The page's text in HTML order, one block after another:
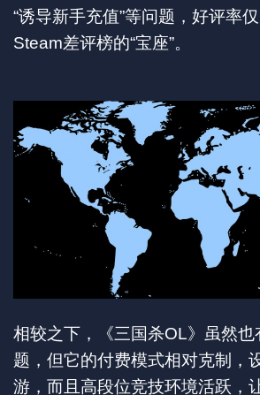
“诱导新手充值”等问题，好评率
Steam差评榜的“宝座”。
相较之下，《三国杀OL》虽然也
题，但它的付费模式相对克制，
游，而且高段位竞技环境活跃，